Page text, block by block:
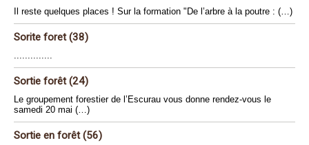
Il reste quelques places ! Sur la formation "De l’arbre à la poutre : (…)
Sorite foret (38)
Sortie forêt (24)
Le groupement forestier de l’Escurau vous donne rendez-vous le
samedi 20 mai (…)
Sortie en forêt (56)